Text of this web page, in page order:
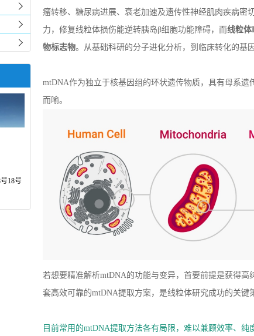
18号
瘤转移、糖尿病进展、衰老加速及遗传性神经肌肉疾病
力，修复线粒体损伤能逆转胰岛β细胞功能障碍，而线粒体
物标志物。从基础科研的分子进化分析，到临床转化的基
mtDNA作为独立于核基因组的环状遗传物质，具有母系
而喻。
若想要精准解析mtDNA的功能与变异，首要前提是获得
套高效可靠的mtDNA提取方案，是线粒体研究成功的关键
目前常用的mtDNA提取方法各有局限，难以兼顾效率、纯